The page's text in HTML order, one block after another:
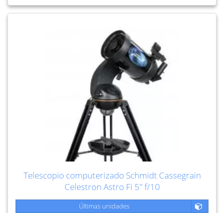
Telescopio computerizado Schmidt Cassegrain
Celestron Astro Fi 5" f/10
Últimas unidades